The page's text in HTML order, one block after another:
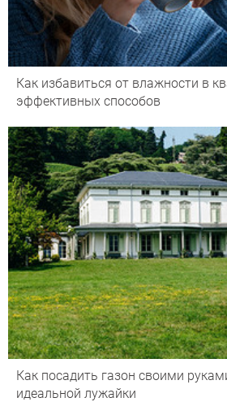
Как избавиться от влажности в
эффективных способов
Как посадить газон своими
идеальной лужайки